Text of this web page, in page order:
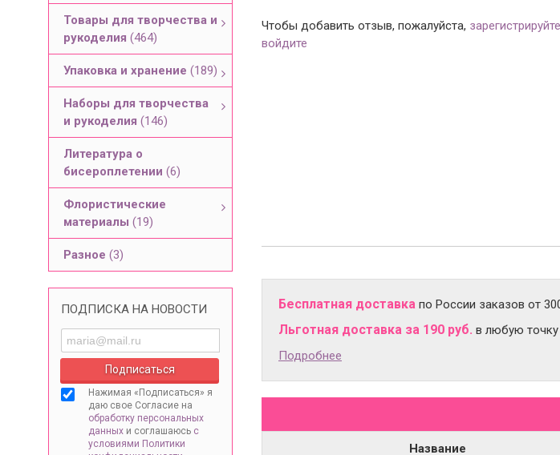
Товары для творчества и
рукоделия (464)
Упаковка и хранение (189)
Наборы для творчества
и рукоделия (146)
Литература о
бисероплетении (6)
Флористические
материалы (19)
Разное (3)
ПОДПИСКА НА НОВОСТИ
Нажимая «Подписаться» я
даю свое Согласие на
обработку персональных
данных и соглашаюсь с
условиями Политики
Чтобы добавить отзыв, пожалуйста,
войдите
Бесплатная доставка по России заказов от
Льготная доставка за 190 руб. в любую точку
Подробнее
Название